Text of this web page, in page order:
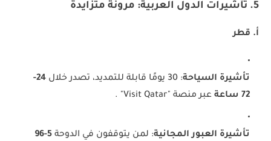
5. تأشيرات الدول العربية: مرونة متزايدة
أ. قطر
تأشيرة السياحة: 30 يومًا قابلة للتمديد، تصدر خلال
24-
72 ساعة
عبر منصة "Visit Qatar" .
تأشيرة العبور المجانية: لمن يتوقفون في الدوحة
5-96